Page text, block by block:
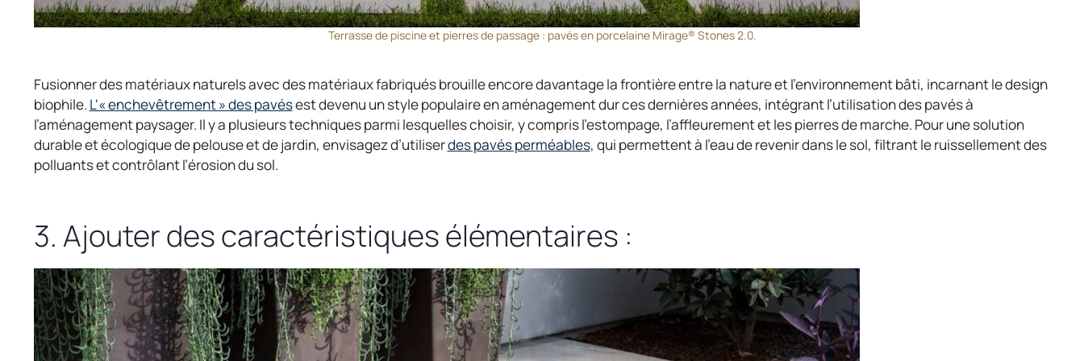
Terrasse de piscine et pierres de passage : pavés en porcelaine Mirage® Stones 2.0.
Fusionner des matériaux naturels avec des matériaux fabriqués brouille encore davantage la frontière entre la nature et l’environnement bâti, incarnant le design
biophile. L'« enchevêtrement » des pavéso
p
e
n
a
n
e
w
t
a
est devenu un style populaire en aménagement dur ces dernières années, intégrant l’utilisation des pavés à
l’aménagement paysager. Il y a plusieurs techniques parmi lesquelles choisir, y compris l’estompage, l’affleurement et les pierres de marche. Pour une solution
durable et écologique de pelouse et de jardin, envisagez d’utiliserdes pavés perméableso
i
n
e
w
, qui permettent à l’eau de revenir dans le sol, filtrant le ruissellement des
polluants et contrôlant l’érosion du sol.
3. Ajouter des caractéristiques élémentaires :